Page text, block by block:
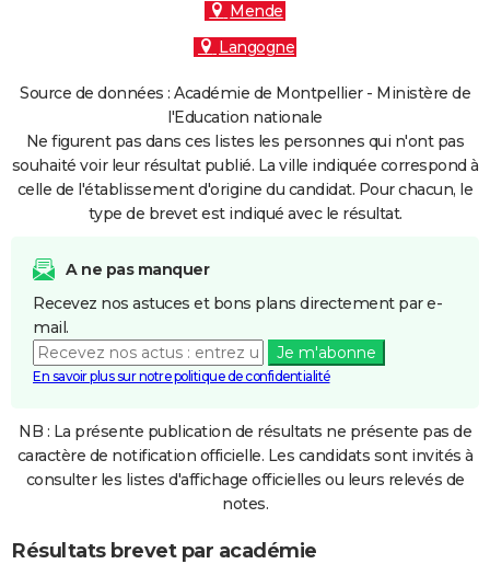
Mende
Langogne
Source de données : Académie de Montpellier - Ministère de
l'Education nationale
Ne figurent pas dans ces listes les personnes qui n'ont pas
souhaité voir leur résultat publié. La ville indiquée correspond à
celle de l'établissement d'origine du candidat. Pour chacun, le
type de brevet est indiqué avec le résultat.
A ne pas manquer
Recevez nos astuces et bons plans directement par e-
mail.
Je m'abonne
En savoir plus sur notre politique de confidentialité
NB : La présente publication de résultats ne présente pas de
caractère de notification officielle. Les candidats sont invités à
consulter les listes d'affichage officielles ou leurs relevés de
notes.
Résultats brevet par académie